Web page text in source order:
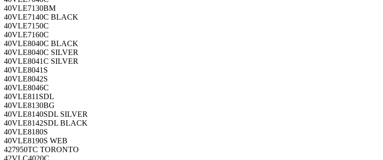
40VLE7130BM
40VLE7140C BLACK
40VLE7150C
40VLE7160C
40VLE8040C BLACK
40VLE8040C SILVER
40VLE8041C SILVER
40VLE8041S
40VLE8042S
40VLE8046C
40VLE811SDL
40VLE8130BG
40VLE8140SDL SILVER
40VLE8142SDL BLACK
40VLE8180S
40VLE8190S WEB
427950TC TORONTO
42VLC4020C